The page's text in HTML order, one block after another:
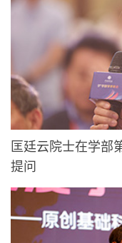
匡廷云院士在学部
提问